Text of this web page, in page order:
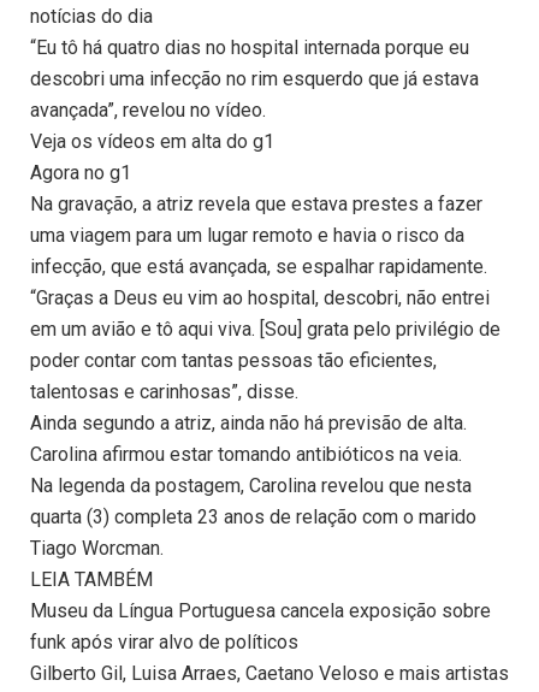
notícias do dia
“Eu tô há quatro dias no hospital internada porque eu
descobri uma infecção no rim esquerdo que já estava
avançada”, revelou no vídeo.
Veja os vídeos em alta do g1
Agora no g1
Na gravação, a atriz revela que estava prestes a fazer
uma viagem para um lugar remoto e havia o risco da
infecção, que está avançada, se espalhar rapidamente.
“Graças a Deus eu vim ao hospital, descobri, não entrei
em um avião e tô aqui viva. [Sou] grata pelo privilégio de
poder contar com tantas pessoas tão eficientes,
talentosas e carinhosas”, disse.
Ainda segundo a atriz, ainda não há previsão de alta.
Carolina afirmou estar tomando antibióticos na veia.
Na legenda da postagem, Carolina revelou que nesta
quarta (3) completa 23 anos de relação com o marido
Tiago Worcman.
LEIA TAMBÉM
Museu da Língua Portuguesa cancela exposição sobre
funk após virar alvo de políticos
Gilberto Gil, Luisa Arraes, Caetano Veloso e mais artistas